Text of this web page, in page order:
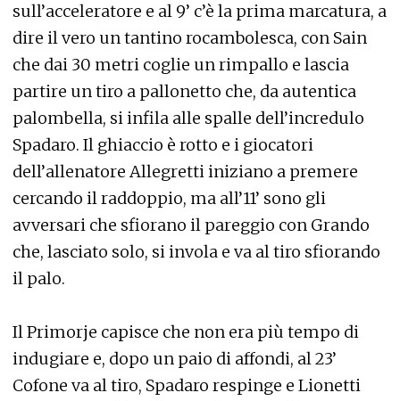
sull’acceleratore e al 9’ c’è la prima marcatura, a
dire il vero un tantino rocambolesca, con Sain
che dai 30 metri coglie un rimpallo e lascia
partire un tiro a pallonetto che, da autentica
palombella, si infila alle spalle dell’incredulo
Spadaro. Il ghiaccio è rotto e i giocatori
dell’allenatore Allegretti iniziano a premere
cercando il raddoppio, ma all’11’ sono gli
avversari che sfiorano il pareggio con Grando
che, lasciato solo, si invola e va al tiro sfiorando
il palo.
Il Primorje capisce che non era più tempo di
indugiare e, dopo un paio di affondi, al 23’
Cofone va al tiro, Spadaro respinge e Lionetti